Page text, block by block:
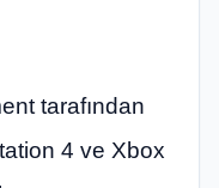
tarafından
4 ve Xbox